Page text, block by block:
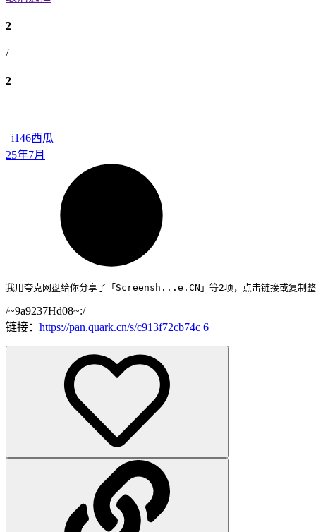
2
/
2
_i146西瓜
25年7月
/~9a9237Hd08~:/
链接： https://pan.quark.cn/s/c913f72cb74c 6